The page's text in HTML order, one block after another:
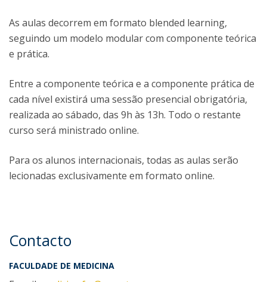
As aulas decorrem em formato blended learning,
seguindo um modelo modular com componente teórica
e prática.
Entre a componente teórica e a componente prática de
cada nível existirá uma sessão presencial obrigatória,
realizada ao sábado, das 9h às 13h. Todo o restante
curso será ministrado online.
Para os alunos internacionais, todas as aulas serão
lecionadas exclusivamente em formato online.
Contacto
FACULDADE DE MEDICINA